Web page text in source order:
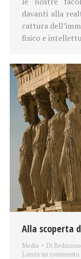
davanti alla
cattura
fisico e
Alla scoperta
Media Di
Lascia un commento